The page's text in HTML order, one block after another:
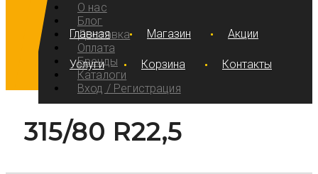
О нас
Блог
Доставка
Оплата
Бренды
Каталоги
Вход / Регистрация
Главная Магазин Акции
Услуги Корзина Контакты
315/80 R22,5